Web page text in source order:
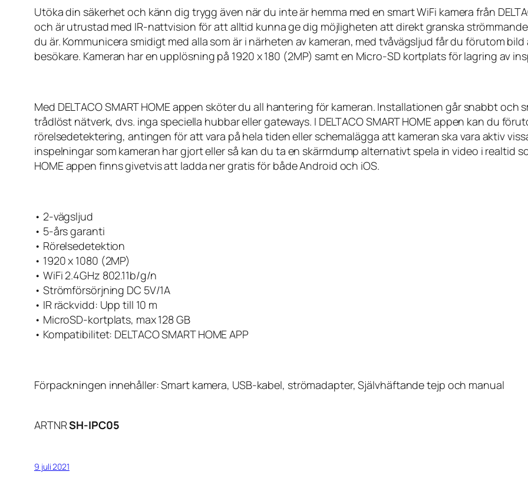
Utöka din säkerhet och känn dig trygg även när du inte är hemma med en smart WiFi kamera från
och är utrustad med IR-nattvision för att alltid kunna ge dig möjligheten att direkt granska
du är. Kommunicera smidigt med alla som är i närheten av kameran, med tvåvägsljud får du förutom
besökare. Kameran har en upplösning på 1920 x 180 (2MP) samt en Micro-SD kortplats för lagring av
Med DELTACO SMART HOME appen sköter du all hantering för kameran. Installationen går snabbt
trådlöst nätverk, dvs. inga speciella hubbar eller gateways. I DELTACO SMART HOME appen kan du
rörelsedetektering, antingen för att vara på hela tiden eller schemalägga att kameran ska vara aktiv
inspelningar som kameran har gjort eller så kan du ta en skärmdump alternativt spela in video i realtid
HOME appen finns givetvis att ladda ner gratis för både Android och iOS.
• 2-vägsljud
• 5-års garanti
• Rörelsedetektion
• 1920 x 1080 (2MP)
• WiFi 2.4GHz 802.11b/g/n
• Strömförsörjning DC 5V/1A
• IR räckvidd: Upp till 10 m
• MicroSD-kortplats, max 128 GB
• Kompatibilitet: DELTACO SMART HOME APP
Förpackningen innehåller: Smart kamera, USB-kabel, strömadapter, Självhäftande tejp och manual
ARTNRSH-IPC05
9 juli 2021